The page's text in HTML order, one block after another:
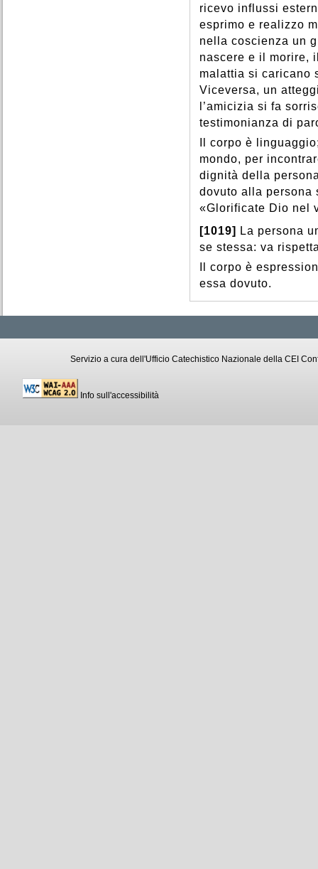
ricevo influssi
esprimo e realizzo
nella coscienza un
nascere e il morire,
malattia si caricano
Viceversa, un
l’amicizia si fa
testimonianza di
Il corpo è
mondo, per
dignità della
dovuto alla persona
«Glorificate Dio nel
[1019]
La persona
se stessa: va
Il corpo è
essa dovuto.
Servizio a cura dell'Ufficio Catechistico Nazionale della CEI
Info sull'accessibilità